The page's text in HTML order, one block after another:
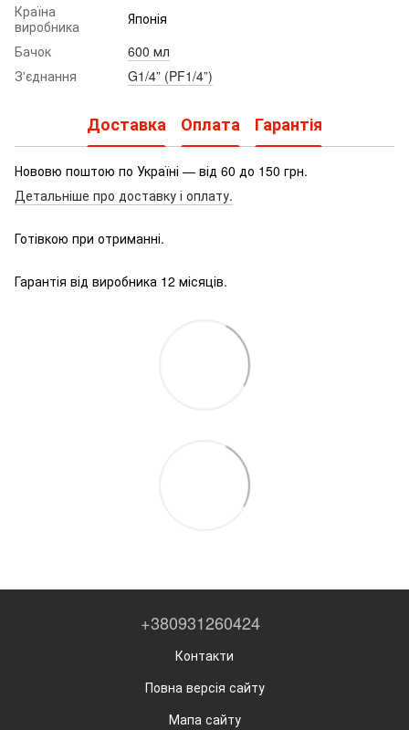
Країна
виробника
Японія
Бачок
600 мл
З'єднання
G1/4” (PF1/4”)
Доставка Оплата Гарантія
Нововю поштою по Україні — від 60 до 150 грн.
Детальніше про доставку і оплату.
Готівкою при отриманні.
Гарантія від виробника 12 місяців.
+380931260424
Контакти
Повна версія сайту
Мапа сайту